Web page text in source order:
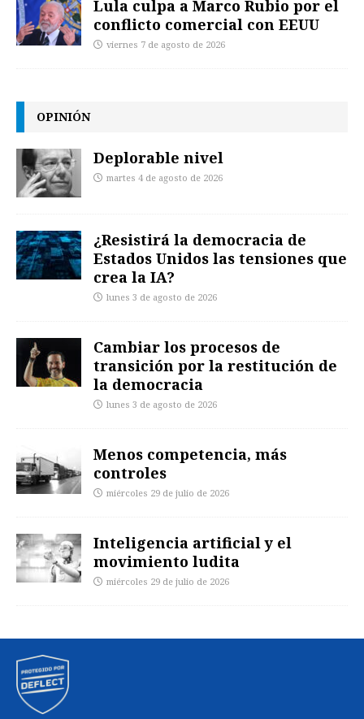
Lula culpa a Marco Rubio por el
conflicto comercial con EEUU
viernes 7 de agosto de 2026
OPINIÓN
Deplorable nivel
martes 4 de agosto de 2026
¿Resistirá la democracia de
Estados Unidos las tensiones que
crea la IA?
lunes 3 de agosto de 2026
Cambiar los procesos de
transición por la restitución de
la democracia
lunes 3 de agosto de 2026
Menos competencia, más
controles
miércoles 29 de julio de 2026
Inteligencia artificial y el
movimiento ludita
miércoles 29 de julio de 2026